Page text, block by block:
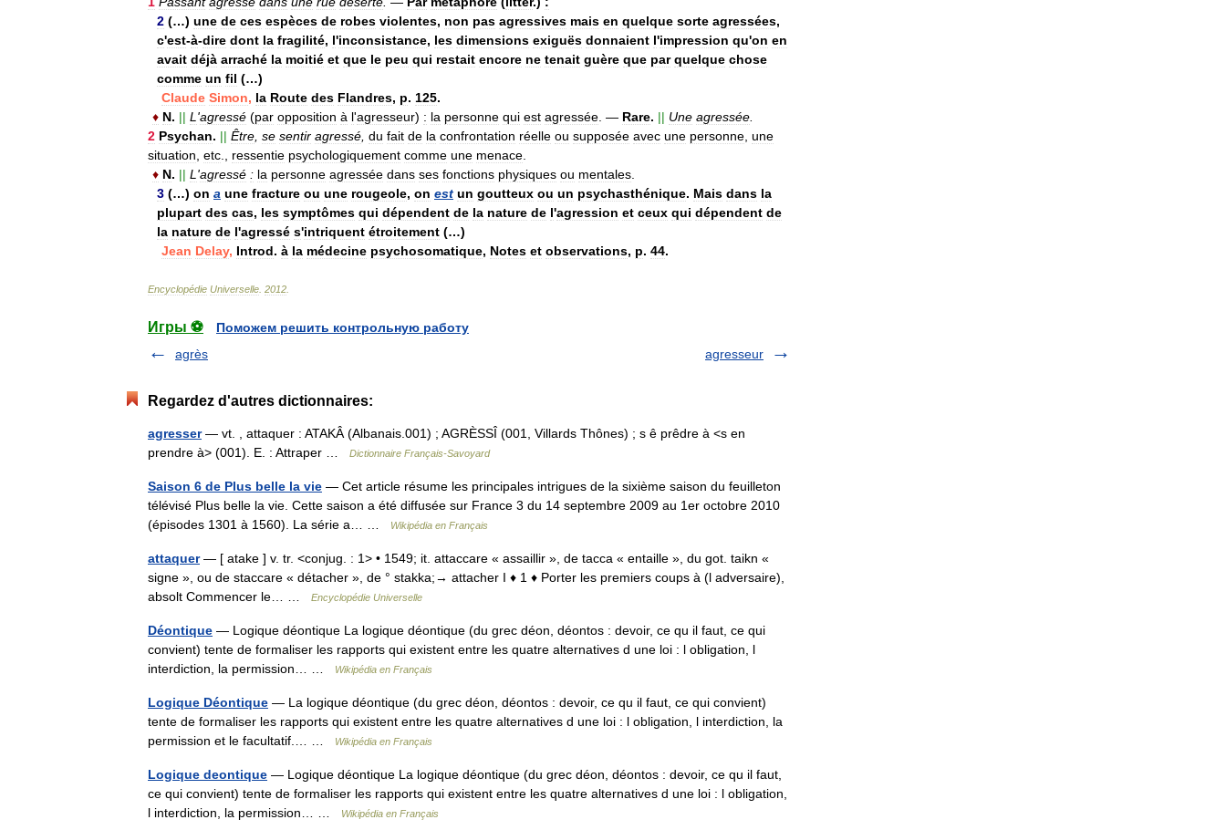
2 (…) une de ces espèces de robes violentes, non pas agressives mais en quelque sorte agressées,
c'est-à-dire dont la fragilité, l'inconsistance, les dimensions exiguës donnaient l'impression qu'on en
avait déjà arraché la moitié et que le peu qui restait encore ne tenait guère que par quelque chose
comme un fil (…)
Claude Simon, la Route des Flandres, p. 125.
♦ N. || L'agressé (par opposition à l'agresseur) : la personne qui est agressée. — Rare. || Une agressée.
2 Psychan. || Être, se sentir agressé, du fait de la confrontation réelle ou supposée avec une personne, une
situation, etc., ressentie psychologiquement comme une menace.
♦ N. || L'agressé : la personne agressée dans ses fonctions physiques ou mentales.
3 (…) on a une fracture ou une rougeole, on est un goutteux ou un psychasthénique. Mais dans la
plupart des cas, les symptômes qui dépendent de la nature de l'agression et ceux qui dépendent de
la nature de l'agressé s'intriquent étroitement (…)
Jean Delay, Introd. à la médecine psychosomatique, Notes et observations, p. 44.
Encyclopédie Universelle. 2012.
Игры ⚽
Поможем решить контрольную работу
agrès
agresseur
Regardez d'autres dictionnaires:
agresser— vt. , attaquer : ATAKÂ (Albanais.001) ; AGRÈSSÎ (001, Villards Thônes) ; s ê prêdre à <s en
prendre à> (001). E. : Attraper …
Dictionnaire Français-Savoyard
Saison 6 de Plus belle la vie — Cet article résume les principales intrigues de la sixième saison du feuilleton
télévisé Plus belle la vie. Cette saison a été diffusée sur France 3 du 14 septembre 2009 au 1er octobre 2010
(épisodes 1301 à 1560). La série a… …
Wikipédia en Français
attaquer— [ atake ] v. tr. <conjug. : 1> • 1549; it. attaccare « assaillir », de tacca « entaille », du got. taikn «
signe », ou de staccare « détacher », de ° stakka;→ attacher I ♦ 1 ♦ Porter les premiers coups à (l adversaire),
absolt Commencer le… …
Encyclopédie Universelle
Déontique — Logique déontique La logique déontique (du grec déon, déontos : devoir, ce qu il faut, ce qui
convient) tente de formaliser les rapports qui existent entre les quatre alternatives d une loi : l obligation, l
interdiction, la permission… …
Wikipédia en Français
Logique Déontique — La logique déontique (du grec déon, déontos : devoir, ce qu il faut, ce qui convient)
tente de formaliser les rapports qui existent entre les quatre alternatives d une loi : l obligation, l interdiction, la
permission et le facultatif.… …
Wikipédia en Français
Logique deontique — Logique déontique La logique déontique (du grec déon, déontos : devoir, ce qu il faut,
ce qui convient) tente de formaliser les rapports qui existent entre les quatre alternatives d une loi : l obligation,
l interdiction, la permission… …
Wikipédia en Français